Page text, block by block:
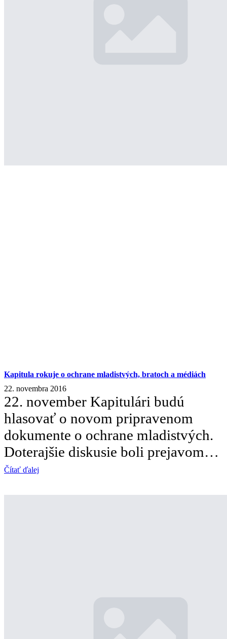
Kapitula rokuje o ochrane mladistvých, bratoch a médiách
22. novembra 2016
22. november Kapitulári budú
hlasovať o novom pripravenom
dokumente o ochrane mladistvých.
Doterajšie diskusie boli prejavom…
Čítať ďalej